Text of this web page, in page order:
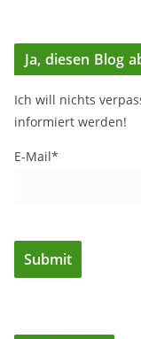
Ja, diesen Blog
Ich will nichts
informiert werden!
E-Mail*